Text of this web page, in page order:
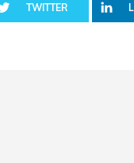
TWITTER